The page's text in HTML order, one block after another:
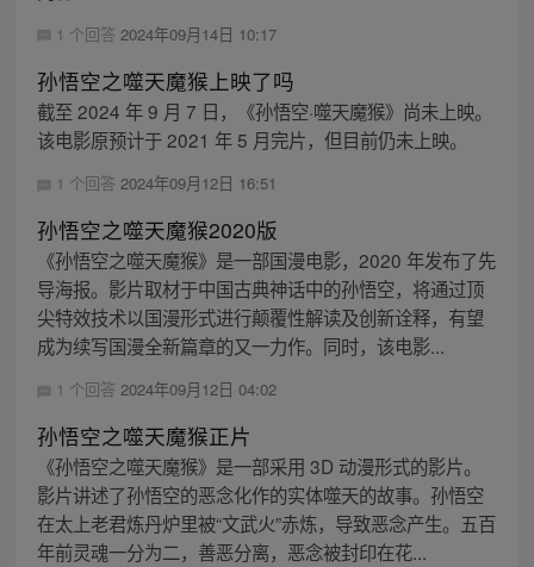
1 个回答 2024年09月14日 10:17
孙悟空之噬天魔猴上映了吗
截至 2024 年 9 月 7 日，《孙悟空·噬天魔猴》尚未上映。
该电影原预计于 2021 年 5 月完片，但目前仍未上映。
1 个回答 2024年09月12日 16:51
孙悟空之噬天魔猴2020版
《孙悟空之噬天魔猴》是一部国漫电影，2020 年发布了先
导海报。影片取材于中国古典神话中的孙悟空，将通过顶
尖特效技术以国漫形式进行颠覆性解读及创新诠释，有望
成为续写国漫全新篇章的又一力作。同时，该电影...
1 个回答 2024年09月12日 04:02
孙悟空之噬天魔猴正片
《孙悟空之噬天魔猴》是一部采用 3D 动漫形式的影片。
影片讲述了孙悟空的恶念化作的实体噬天的故事。孙悟空
在太上老君炼丹炉里被“文武火”赤炼，导致恶念产生。五百
年前灵魂一分为二，善恶分离，恶念被封印在花...